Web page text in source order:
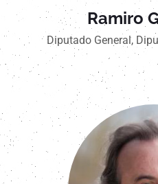
Ramiro
Diputado General,